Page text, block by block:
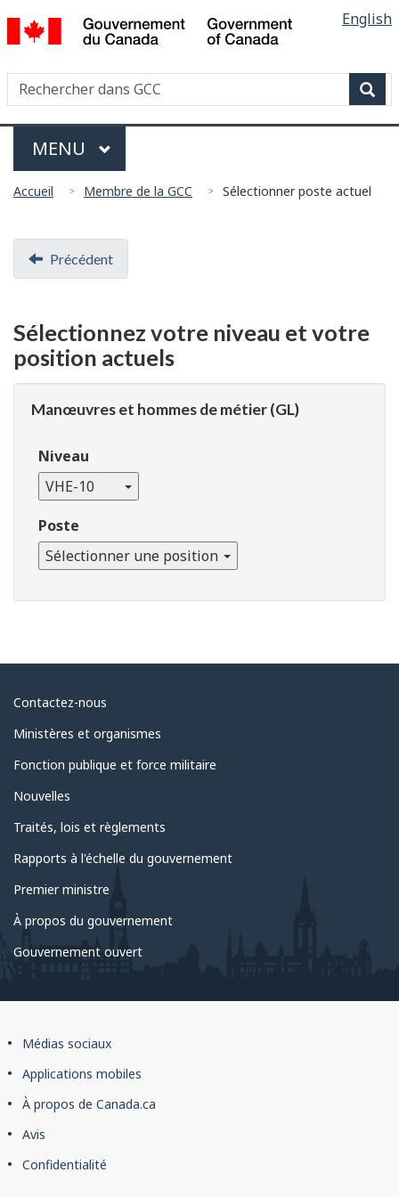
Skip
to
Skip
to
Switch
to
version
la
langue
English
Canada
Recherche
Rechercher
dans
Garde
Côtière
Menu
MAIN
MENU
Vous
ici
Accueil Membre de la GCC Sélectionner poste actuel
Document
navigation
Précédent
Sélectionnez votre niveau et votre
position actuels
Manœuvres et hommes de métier (GL)
Niveau
VHE-10
Poste
Sélectionner une position
À
propos
du
gouvernement
Contactez-nous
Ministères et organismes
Fonction publique et force militaire
Nouvelles
Traités, lois et règlements
Rapports à l'échelle du gouvernement
Premier ministre
À propos du gouvernement
Gouvernement ouvert
À
propos
du
site
Médias sociaux
Applications mobiles
À propos de Canada.ca
Avis
Confidentialité